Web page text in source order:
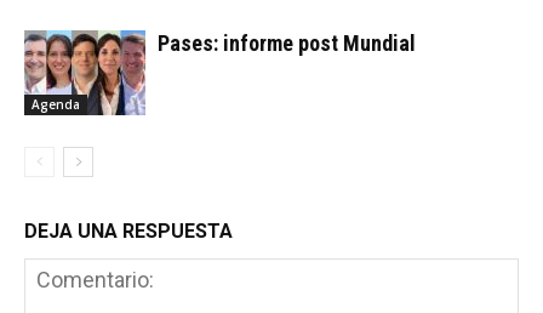
Agenda
Pases: informe post Mundial
DEJA UNA RESPUESTA